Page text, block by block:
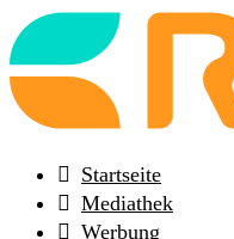
Back
to
frontpage
Startseite
Mediathek
Werbung